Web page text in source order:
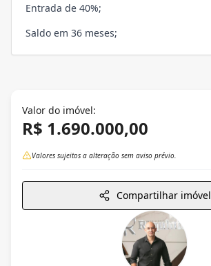
Entrada de 40%;
Saldo em 36 meses;
Valor do imóvel:
R$ 1.690.000,00
Valores sujeitos a alteração sem aviso prévio.
Compartilhar imóvel